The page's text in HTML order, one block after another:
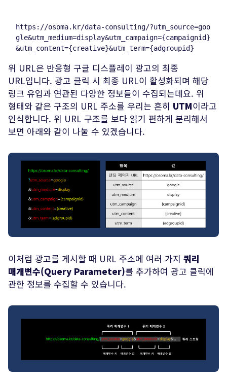
https : //osoma.kr/data-consulting/?utm_source=goo
gle&utm_medium=display&utm_campaign={campaignid}
위 URL은 반응형 구글 디스플레이 광고의 최종
URL입니다. 광고 클릭 시 최종 URL이 활성화되며 해당
링크 유입과 연관된 다양한 정보들이 수집되는데요. 위
형태와 같은 구조의 URL 주소를 우리는 흔히 UTM이라고
인식합니다. 위 URL 구조를 보다 읽기 편하게 분리해서
보면 아래와 같이 나눌 수 있겠습니다.
이처럼 광고를 게시할 때 URL 주소에 여러 가지 쿼리
매개변수(Query Parameter)를 추가하여 광고 클릭에
관한 정보를 수집할 수 있습니다.